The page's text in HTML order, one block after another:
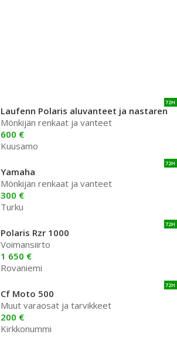
72H
Laufenn Polaris aluvanteet ja nastaren
Mönkijän renkaat ja vanteet
600 €
Kuusamo
72H
Yamaha
Mönkijän renkaat ja vanteet
300 €
Turku
72H
Polaris Rzr 1000
Voimansiirto
1 650 €
Rovaniemi
72H
Cf Moto 500
Muut varaosat ja tarvikkeet
200 €
Kirkkonummi